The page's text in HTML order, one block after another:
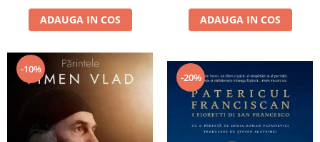
ADAUGA IN COS ADAUGA IN COS
-10%
-20%